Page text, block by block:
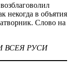
некогда в объятия
Слово на
ВСЕЯ РУСИ